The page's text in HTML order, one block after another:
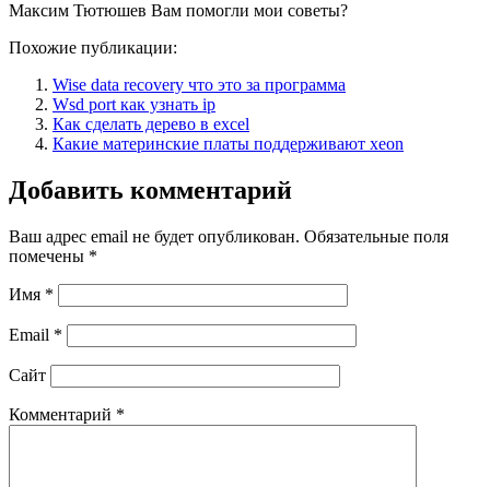
Максим Тютюшев Вам помогли мои советы?
Похожие публикации:
Wise data recovery что это за программа
Wsd port как узнать ip
Как сделать дерево в excel
Какие материнские платы поддерживают xeon
Добавить комментарий
Ваш адрес email не будет опубликован. Обязательные поля
помечены *
Имя *
Email *
Сайт
Комментарий *